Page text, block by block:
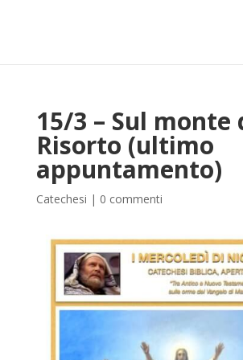
15/3 – Sul monte
Risorto (ultimo
appuntamento)
Catechesi | 0 commenti